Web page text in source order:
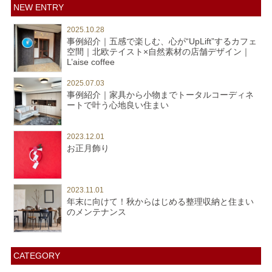
NEW ENTRY
2025.10.28
事例紹介｜五感で楽しむ、心が“UpLift”するカフェ
空間｜北欧テイスト×自然素材の店舗デザイン｜
L’aise coffee
2025.07.03
事例紹介｜家具から小物までトータルコーディネ
ートで叶う心地良い住まい
2023.12.01
お正月飾り
2023.11.01
年末に向けて！秋からはじめる整理収納と住まい
のメンテナンス
CATEGORY